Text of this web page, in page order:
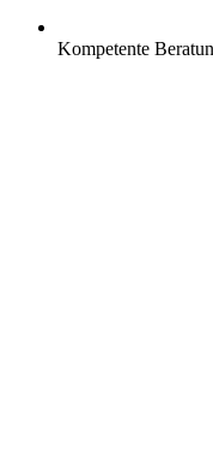
Kompetente